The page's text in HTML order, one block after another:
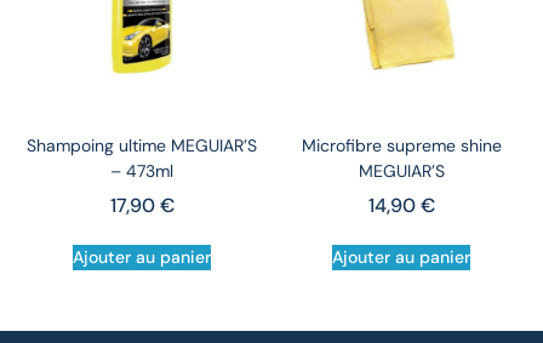
Shampoing ultime MEGUIAR’S
– 473ml
17,90€
Ajouter au panier
Microfibre supreme shine
MEGUIAR’S
14,90€
Ajouter au panier